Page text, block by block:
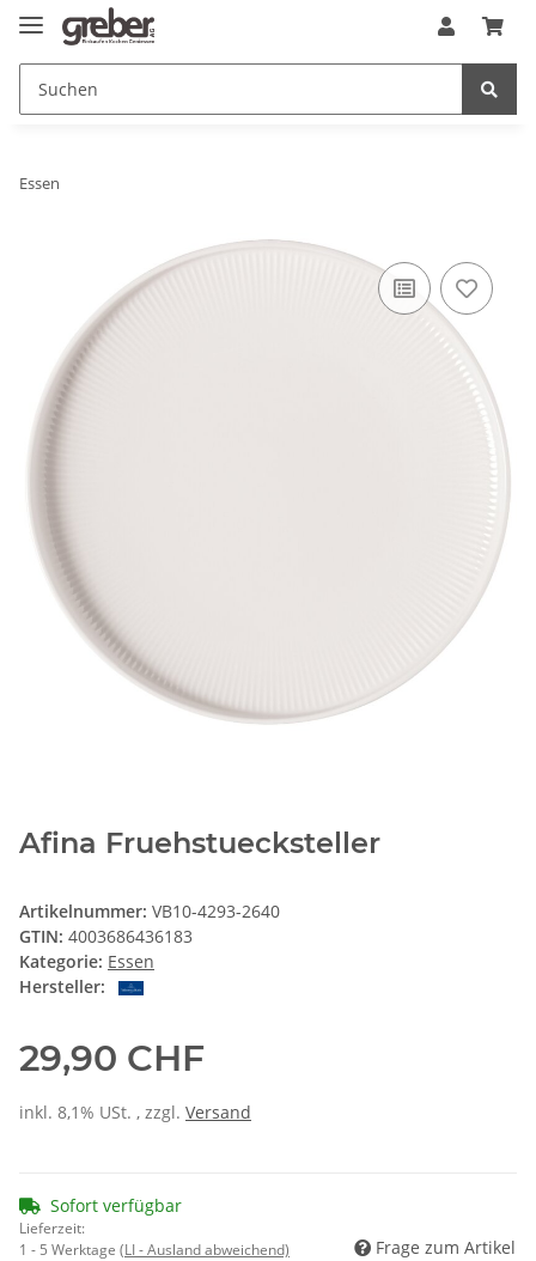
Essen
Afina Fruehstuecksteller
Artikelnummer: VB10-4293-2640
GTIN: 4003686436183
Kategorie: Essen
Hersteller:
29,90 CHF
inkl. 8,1% USt. , zzgl. Versand
Sofort verfügbar
Lieferzeit:
1 - 5 Werktage (LI - Ausland abweichend) Frage zum Artikel